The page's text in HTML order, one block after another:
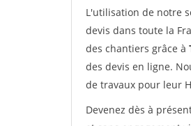
L'utilisation de notre
devis dans toute la
des chantiers grâce à
des devis en ligne.
de travaux pour leur
Devenez dès à